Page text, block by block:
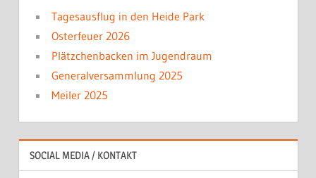
Tagesausflug in den Heide Park
Osterfeuer 2026
Plätzchenbacken im Jugendraum
Generalversammlung 2025
Meiler 2025
SOCIAL MEDIA / KONTAKT